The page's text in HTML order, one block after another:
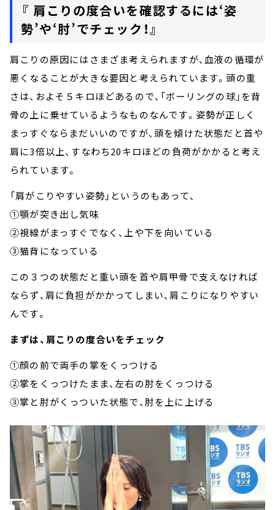
『 肩こりの度合いを確認するには‘姿
勢’や‘肘’でチェック！』
肩こりの原因にはさまざま考えられますが、血液の循環が
悪くなることが大きな要因と考えられています。頭の重
さは、およそ５キロほどあるので、「ボーリングの球」を背
骨の上に乗せているようなものなんです。姿勢が正しく
まっすぐならまだいいのですが、頭を傾けた状態だと首や
肩に3倍以上、すなわち20キロほどの負荷がかかると考え
られています。
「肩がこりやすい姿勢」というのもあって、
①顎が突き出し気味
②視線がまっすぐでなく、上や下を向いている
③猫背になっている
この３つの状態だと重い頭を首や肩甲骨で支えなければ
ならず、肩に負担がかかってしまい、肩こりになりやすい
んです。
まずは、肩こりの度合いをチェック
①顔の前で両手の掌をくっつける
②掌をくっつけたまま、左右の肘をくっつける
③掌と肘がくっついた状態で、肘を上に上げる